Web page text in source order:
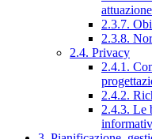
attuazione
2.3.7.
2.3.8.
2.4. Privacy
2.4.1.
2.4.2.
2.4.3. Le